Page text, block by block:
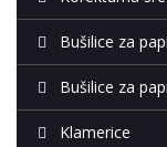
Bušilice za
Bušilice za
Klamerice